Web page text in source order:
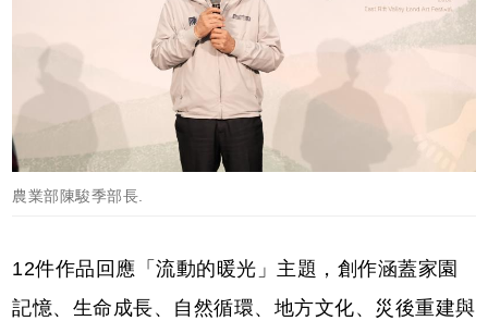
農業部陳駿季部長.
12件作品回應「流動的暖光」主題，創作涵蓋家園
記憶、生命成長、自然循環、地方文化、災後重建與